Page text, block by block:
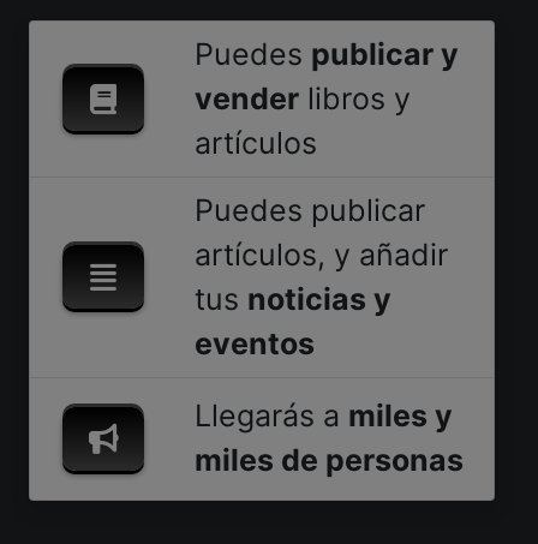
Puedes publicar y
vender libros y
artículos
Puedes publicar
artículos, y añadir
tus noticias y
eventos
Llegarás a miles y
miles de personas